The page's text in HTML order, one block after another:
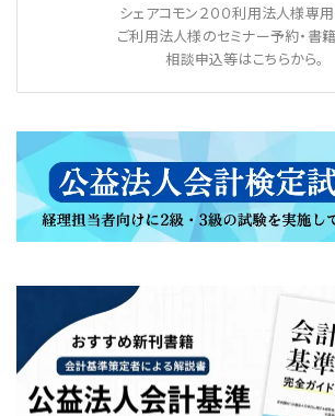
シェアコモン２００利用法人様専用
ご利用法人様のセミナー予約・書
相談申込等はこちらから。